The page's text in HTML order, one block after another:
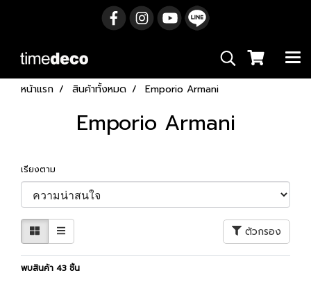
หน้าแรก สินค้าทั้งหมด Emporio Armani
Emporio Armani
เรียงตาม
ตัวกรอง
พบสินค้า 43 ชิ้น